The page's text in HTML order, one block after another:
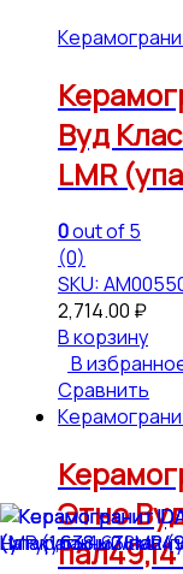
Вуд
LMR
0out of 5
(0)
SKU:
2,714.00 ₽
В корзину
В
Сравнить
Этно